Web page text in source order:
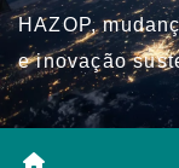
HAZOP,
e inovação